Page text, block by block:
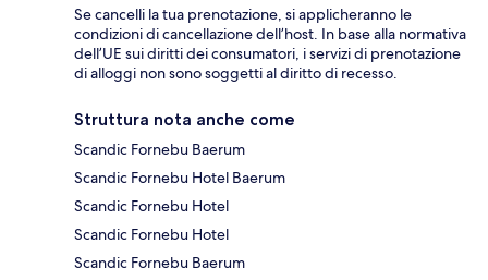
Se cancelli la tua prenotazione, si applicheranno le
condizioni di cancellazione dell’host. In base alla normativa
dell’UE sui diritti dei consumatori, i servizi di prenotazione
di alloggi non sono soggetti al diritto di recesso.
Struttura nota anche come
Scandic Fornebu Baerum
Scandic Fornebu Hotel Baerum
Scandic Fornebu Hotel
Scandic Fornebu Hotel
Scandic Fornebu Baerum